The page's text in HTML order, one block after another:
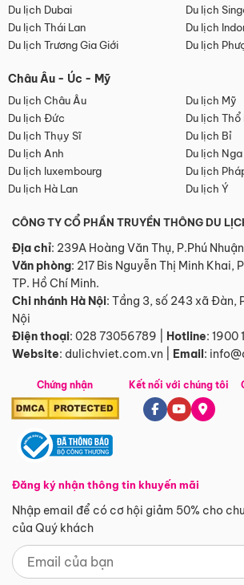
Du lịch Dubai
Du lịch
Du lịch Thái Lan
Du lịch
Du lịch Trương Gia Giới
Du lịch
Châu Âu - Úc - Mỹ
Du lịch Châu Âu
Du lịch Mỹ
Du lịch Đức
Du lịch Thổ
Du lịch Thụy Sĩ
Du lịch Bỉ
Du lịch Anh
Du lịch Nga
Du lịch luxembourg
Du lịch
Du lịch Hà Lan
Du lịch Ý
CÔNG TY CỔ PHẦN TRUYỀN THÔNG DU
Địa chỉ: 239A Hoàng Văn Thụ, P.Phú
Văn phòng: 217 Bis Nguyễn Thị Minh Khai,
TP. Hồ Chí Minh.
Chi nhánh Hà Nội: Tầng 3, số 243 xã Đàn,
Nội
Điện thoại: 028 73056789 Hotline: 1900
Website: dulichviet.com.vn Email:
Chứng nhận
Đăng ký nhận thông tin khuyến mãi
Nhập email để có cơ hội giảm 50% cho
của Quý khách
Kết nối với chúng tôi